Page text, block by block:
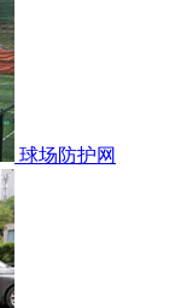
球场防护网